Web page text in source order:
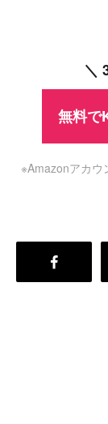
＼
無料で
※Amazonアカウ